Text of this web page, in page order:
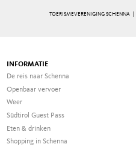
TOERISMEVERENIGING SCHENNA |
INFORMATIE
De reis naar Schenna
Openbaar vervoer
Weer
Südtirol Guest Pass
Eten & drinken
Shopping in Schenna